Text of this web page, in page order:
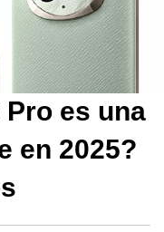
es una
en 2025?